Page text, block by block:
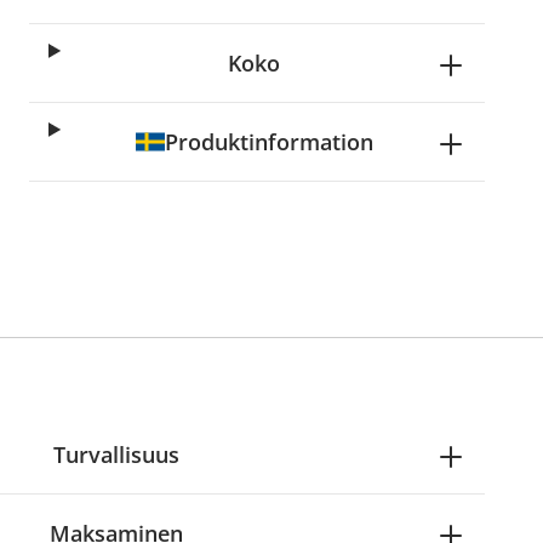
Koko
Produktinformation
Turvallisuus
Maksaminen